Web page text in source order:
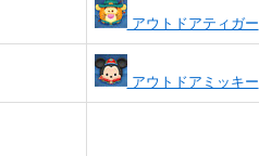
アウトドアティガー
アウトドアミッキー